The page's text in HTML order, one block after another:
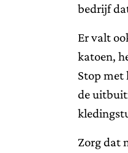
bedrijf
Er valt
katoen,
Stop met
de
Zorg dat